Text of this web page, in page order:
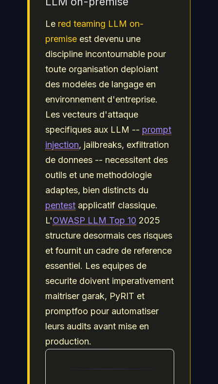
Le red teaming LLM on-
premise est devenu une
discipline incontournable pour
toute organisation deploiant
des modeles de langage en
environnement d'entreprise.
Les vecteurs d'attaque
specifiques aux LLM -- prompt
injection, jailbreaks, exfiltration
de donnees -- necessitent des
outils et une methodologie
adaptes, bien distincts du
pentest applicatif classique.
L'OWASP LLM Top 10 2025
structure desormais ces risques
et fournit un cadre de reference
essentiel. Les equipes de
securite doivent imperativement
maitriser garak, PyRIT et
promptfoo pour automatiser
leurs audits avant mise en
production.